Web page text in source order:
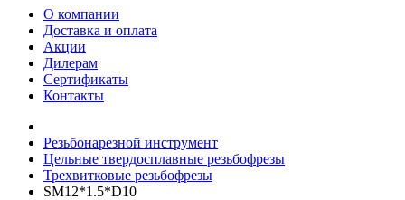
О компании
Доставка и оплата
Акции
Дилерам
Сертификаты
Контакты
Резьбонарезной инструмент
Цельные твердосплавные резьбофрезы
Трехвитковые резьбофрезы
SM12*1.5*D10